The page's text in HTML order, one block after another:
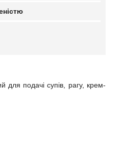
подачі супів, рагу, крем-